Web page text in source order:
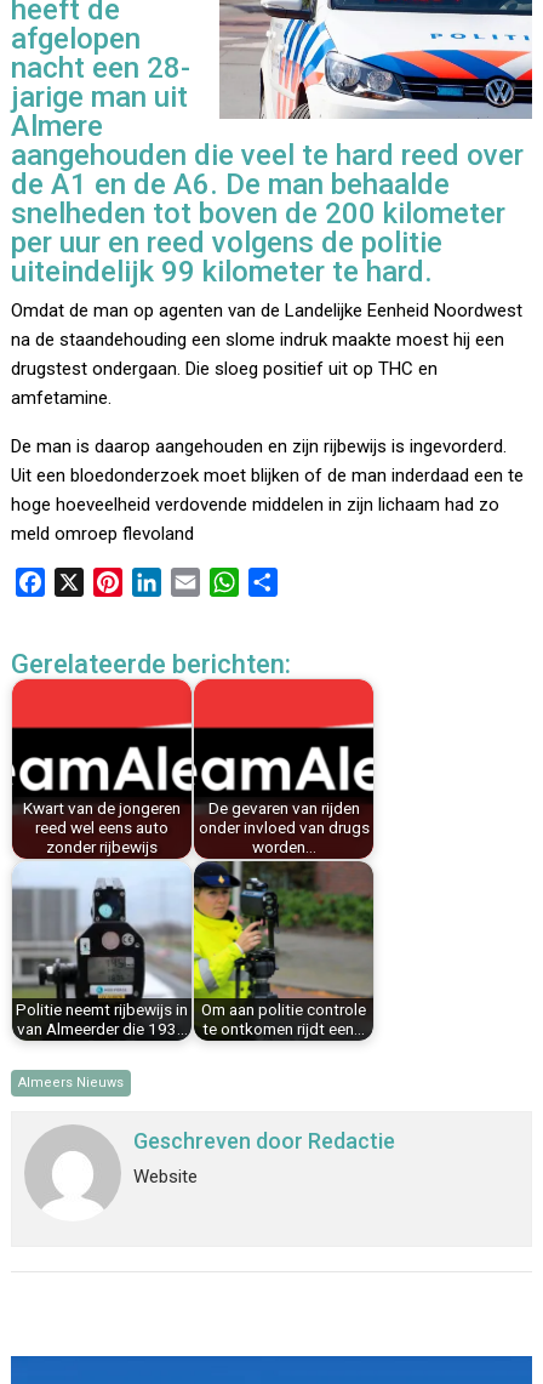
heeft de
afgelopen
nacht een 28-
jarige man uit
Almere
aangehouden die veel te hard reed over
de A1 en de A6. De man behaalde
snelheden tot boven de 200 kilometer
per uur en reed volgens de politie
uiteindelijk 99 kilometer te hard.
Omdat de man op agenten van de Landelijke Eenheid Noordwest
na de staandehouding een slome indruk maakte moest hij een
drugstest ondergaan. Die sloeg positief uit op THC en
amfetamine.
De man is daarop aangehouden en zijn rijbewijs is ingevorderd.
Uit een bloedonderzoek moet blijken of de man inderdaad een te
hoge hoeveelheid verdovende middelen in zijn lichaam had zo
meld omroep flevoland
e
o
o
k
t
r
e
s
t
k
d
n
i
W
t
A
p
p
e
Gerelateerde berichten:
Kwart van de jongeren
reed wel eens auto
zonder rijbewijs
De gevaren van rijden
onder invloed van drugs
worden…
Politie neemt rijbewijs in
van Almeerder die 193…
Om aan politie controle
te ontkomen rijdt een…
Almeers Nieuws
Geschreven door Redactie
Website